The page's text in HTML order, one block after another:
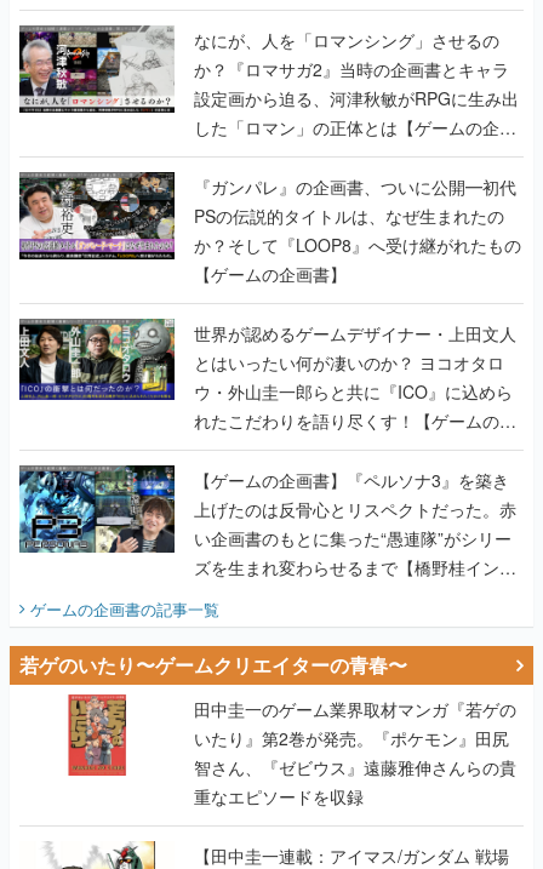
設定画から迫る、河津秋敏がRPGに生み出
した「ロマン」の正体とは【ゲームの企画
書】
『ガンパレ』の企画書、ついに公開━初代
PSの伝説的タイトルは、なぜ生まれたの
か？そして『LOOP8』へ受け継がれたもの
【ゲームの企画書】
世界が認めるゲームデザイナー・上田文人
とはいったい何が凄いのか？ ヨコオタロ
ウ・外山圭一郎らと共に『ICO』に込めら
れたこだわりを語り尽くす！【ゲームの企
画書】
【ゲームの企画書】『ペルソナ3』を築き
上げたのは反骨心とリスペクトだった。赤
い企画書のもとに集った“愚連隊”がシリー
ズを生まれ変わらせるまで【橋野桂インタ
ビュー】
ゲームの企画書の記事一覧
若ゲのいたり〜ゲームクリエイターの青春〜
田中圭一のゲーム業界取材マンガ『若ゲの
いたり』第2巻が発売。『ポケモン』田尻
智さん、『ゼビウス』遠藤雅伸さんらの貴
重なエピソードを収録
【田中圭一連載：アイマス/ガンダム 戦場
の絆 編】わがままな王様のわがままなニー
ズを満たす！──小山順一朗が貫く姿勢に、
ゲームクリエイターとしての矜持を見た